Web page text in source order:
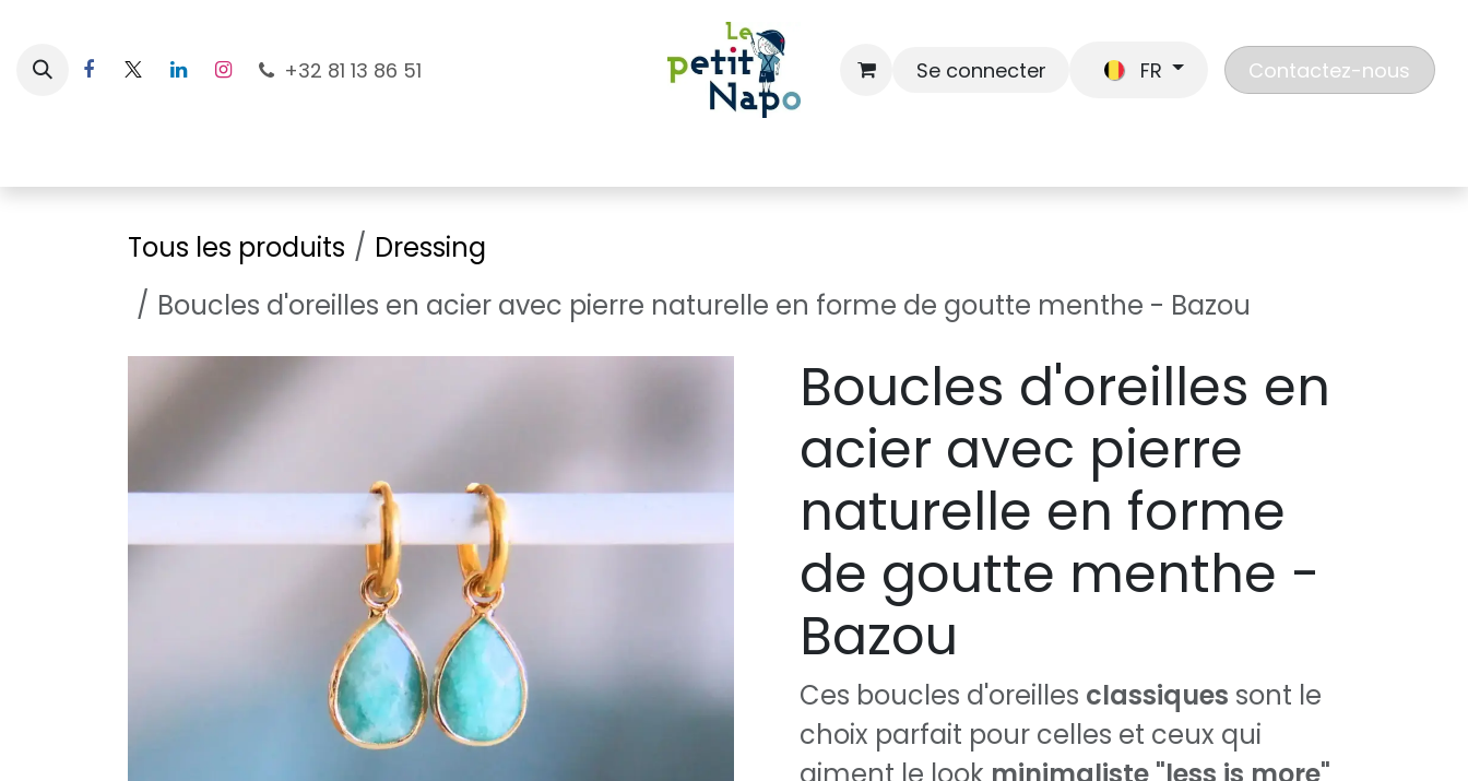
+32 81 13 86 51 Se connecter FR Contactez-nous
Tous les produits
Dressing
Boucles d'oreilles en acier avec pierre naturelle en forme de goutte menthe - Bazou
Boucles d'oreilles en
acier avec pierre
naturelle en forme
de goutte menthe -
Bazou
Ces boucles d'oreilles classiques sont le
choix parfait pour celles et ceux qui
aiment le look minimaliste "less is more"